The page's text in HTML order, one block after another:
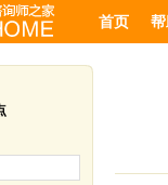
首页